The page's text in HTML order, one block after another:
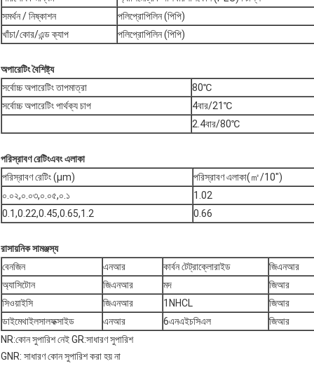
সমর্থন / নিষ্কাশন
পলিপ্রোপিলিন (পিপি)
খাঁচা/কোর/এন্ড ক্যাপ
পলিপ্রোপিলিন (পিপি)
অপারেটিং বৈশিষ্ট্য
সর্বোচ্চ অপারেটিং তাপমাত্রা
80℃
সর্বোচ্চ অপারেটিং পার্থক্য চাপ
4বার/21℃
2.4বার/80℃
পরিস্রাবণ রেটিংএবং এলাকা
পরিস্রাবণ রেটিং (μm)
পরিস্রাবণ এলাকা(㎡/10")
০.০২,০.০৩,০.০৫,০.১
1.02
0.1,0.22,0.45,0.65,1.2
0.66
রাসায়নিক সামঞ্জস্য
বেনজিন
এনআর কার্বন টেট্রাক্লোরাইড
জিএনআর
অ্যাসিটোন
জিএনআর মদ
জিআর
সিওয়াইসি
জিএনআর 1NHCL
জিআর
ডাইমেথাইলসালফক্সাইড
এনআর 6এনএইচসিএল
জিআর
NR:কোন সুপারিশ নেই GR:সাধারণ সুপারিশ
GNR: সাধারণ কোন সুপারিশ করা হয় না